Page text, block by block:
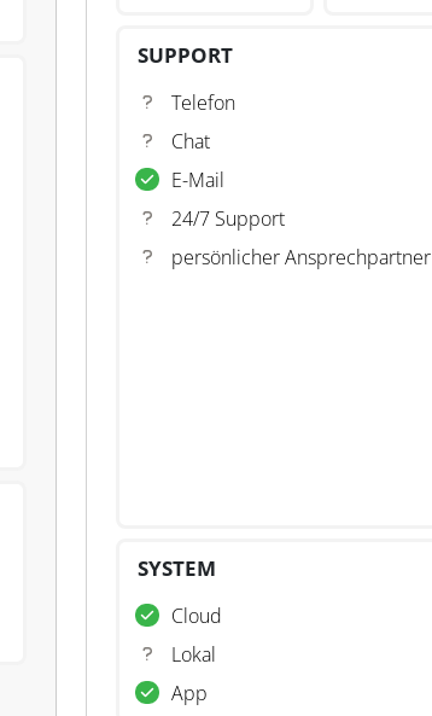
SUPPORT
Telefon
Chat
E-Mail
24/7 Support
persönlicher Ansprechpartner
SYSTEM
Cloud
Lokal
App